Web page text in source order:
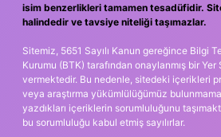
isim benzerlikleri tamamen tesadüfidir.
halindedir ve tavsiye niteliği taşımazlar.
Sitemiz, 5651 Sayılı Kanun gereğince Bilgi
Kurumu (BTK) tarafından onaylanmış bir
vermektedir. Bu nedenle, sitedeki içerikleri
veya araştırma yükümlülüğümüz
yazdıkları içeriklerin sorumluluğunu
bu sorumluluğu kabul etmiş sayılırlar.